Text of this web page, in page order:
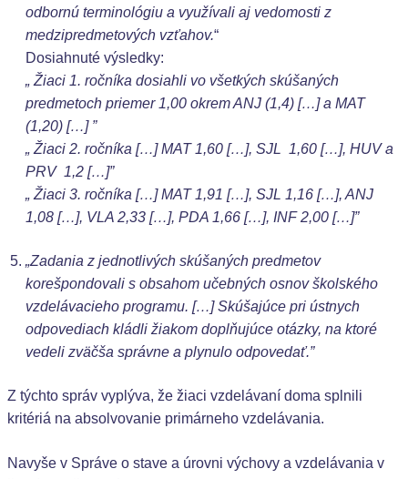
odbornú terminológiu a využívali aj vedomosti z
medzipredmetových vzťahov.“
Dosiahnuté výsledky:
„ Žiaci 1. ročníka dosiahli vo všetkých skúšaných
predmetoch priemer 1,00 okrem ANJ (1,4) […] a MAT
(1,20) […] ”
„ Žiaci 2. ročníka […] MAT 1,60 […], SJL 1,60 […], HUV a
PRV 1,2 […]”
„ Žiaci 3. ročníka […] MAT 1,91 […], SJL 1,16 […], ANJ
1,08 […], VLA 2,33 […], PDA 1,66 […], INF 2,00 […]”
„Zadania z jednotlivých skúšaných predmetov
korešpondovali s obsahom učebných osnov školského
vzdelávacieho programu. […] Skúšajúce pri ústnych
odpovediach kládli žiakom doplňujúce otázky, na ktoré
vedeli zväčša správne a plynulo odpovedať.”
Z týchto správ vyplýva, že žiaci vzdelávaní doma splnili
kritériá na absolvovanie primárneho vzdelávania.
Navyše v Správe o stave a úrovni výchovy a vzdelávania v